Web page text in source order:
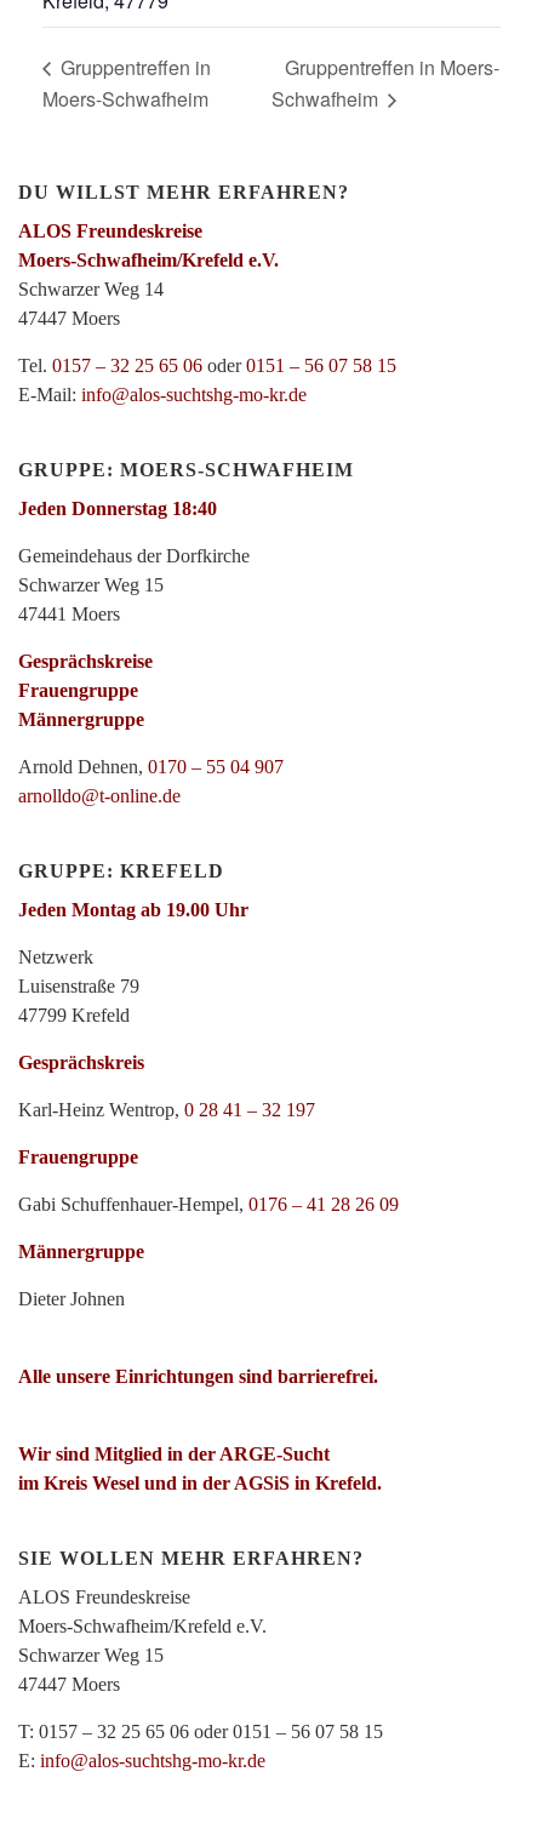
Gruppentreffen in
Moers-Schwafheim
Gruppentreffen in Moers-
Schwafheim
DU WILLST MEHR ERFAHREN?
ALOS Freundeskreise
Moers-Schwafheim/Krefeld e.V.
Schwarzer Weg 14
47447 Moers
Tel. 0157 – 32 25 65 06 oder0151 – 56 07 58 15
E-Mail: info@alos-suchtshg-mo-kr.de
GRUPPE: MOERS-SCHWAFHEIM
Jeden Donnerstag 18:40
Gemeindehaus der Dorfkirche
Schwarzer Weg 15
47441 Moers
Gesprächskreise
Frauengruppe
Männergruppe
Arnold Dehnen, 0170 – 55 04 907
arnolldo@t-online.de
GRUPPE: KREFELD
Jeden Montag ab 19.00 Uhr
Netzwerk
Luisenstraße 79
47799 Krefeld
Gesprächskreis
Karl-Heinz Wentrop, 0 28 41 – 32 197
Frauengruppe
Gabi Schuffenhauer-Hempel, 0176 – 41 28 26 09
Männergruppe
Dieter Johnen
Alle unsere Einrichtungen sind barrierefrei.
Wir sind Mitglied in der ARGE-Sucht
im Kreis Wesel und in der AGSiS in Krefeld.
SIE WOLLEN MEHR ERFAHREN?
ALOS Freundeskreise
Moers-Schwafheim/Krefeld e.V.
Schwarzer Weg 15
47447 Moers
T: 0157 – 32 25 65 06 oder 0151 – 56 07 58 15
E: info@alos-suchtshg-mo-kr.de